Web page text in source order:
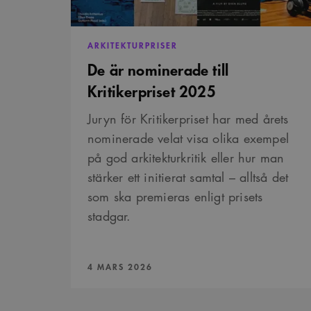
ARKITEKTURPRISER
De är nominerade till
Kritikerpriset 2025
Juryn för Kritikerpriset har med årets
nominerade velat visa olika exempel
på god arkitekturkritik eller hur man
stärker ett initierat samtal – alltså det
som ska premieras enligt prisets
stadgar.
PUBLICERAD:
4 MARS 2026